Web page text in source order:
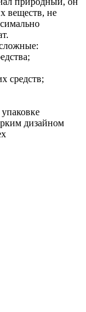
веществ, не
средств;
дизайном